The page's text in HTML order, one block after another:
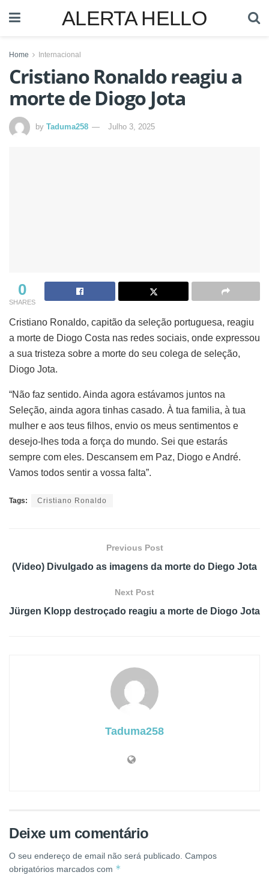
ALERTA HELLO
Home Internacional
Cristiano Ronaldo reagiu a
morte de Diogo Jota
by Taduma258 Julho 3, 2025
0
SHARES
Cristiano Ronaldo, capitão da seleção portuguesa, reagiu
a morte de Diogo Costa nas redes sociais, onde expressou
a sua tristeza sobre a morte do seu colega de seleção,
Diogo Jota.
“Não faz sentido. Ainda agora estávamos juntos na
Seleção, ainda agora tinhas casado. À tua familia, à tua
mulher e aos teus filhos, envio os meus sentimentos e
desejo-lhes toda a força do mundo. Sei que estarás
sempre com eles. Descansem em Paz, Diogo e André.
Vamos todos sentir a vossa falta”.
Tags: Cristiano Ronaldo
Previous Post
(Video) Divulgado as imagens da morte do Diego Jota
Next Post
Jürgen Klopp destroçado reagiu a morte de Diogo Jota
Taduma258
Deixe um comentário
O seu endereço de email não será publicado. Campos
obrigatórios marcados com *